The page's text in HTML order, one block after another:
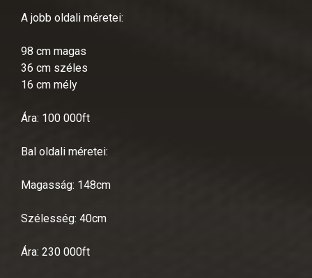
A jobb oldali méretei:
98 cm magas
36 cm széles
16 cm mély
Ára: 100 000ft
Bal oldali méretei:
Magasság: 148cm
Szélesség: 40cm
Ára: 230 000ft